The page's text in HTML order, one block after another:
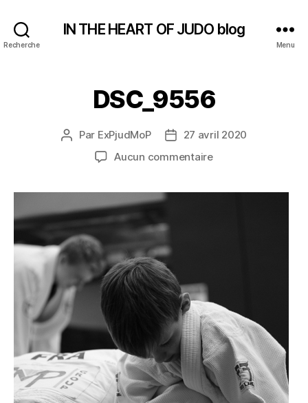
Recherche
IN THE HEART OF JUDO blog
Menu
DSC_9556
Auteur
l’article
Par ExPjudMoP
Date27 avril 2020
Aucun commentairesur